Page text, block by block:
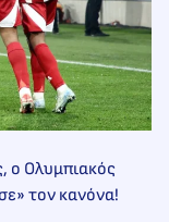
ο Ολυμπιακός
τον κανόνα!